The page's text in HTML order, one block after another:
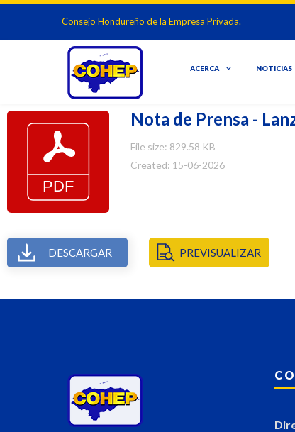
Consejo Hondureño de la Empresa Privada.
ACERCA NOTICIAS
Nota de Prensa -
File size: 829.58 KB
Created: 15-06-2026
DESCARGAR PREVISUALIZAR